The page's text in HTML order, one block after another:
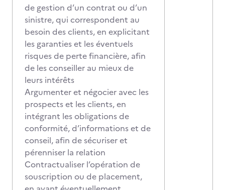
de gestion d’un contrat ou d’un
sinistre, qui correspondent au
besoin des clients, en explicitant
les garanties et les éventuels
risques de perte financière, afin
de les conseiller au mieux de
leurs intérêts
Argumenter et négocier avec les
prospects et les clients, en
intégrant les obligations de
conformité, d’informations et de
conseil, afin de sécuriser et
pérenniser la relation
Contractualiser l’opération de
souscription ou de placement,